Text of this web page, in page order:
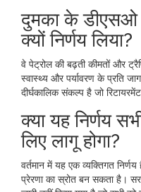
दुमका के डीएसओ
क्यों निर्णय लिया?
वे पेट्रोल की बढ़ती कीमतों और
स्वास्थ्य और पर्यावरण के प्रति
दीर्घकालिक संकल्प है जो
क्या यह निर्णय
लिए लागू होगा?
वर्तमान में यह एक व्यक्तिगत
प्रेरणा का स्रोत बन सकता है।